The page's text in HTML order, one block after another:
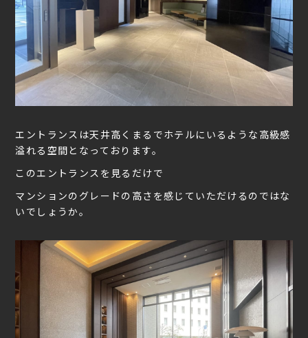
エントランスは天井高くまるでホテルにいるような高級感
溢れる空間となっております。
このエントランスを見るだけで
マンションのグレードの高さを感じていただけるのではな
いでしょうか。